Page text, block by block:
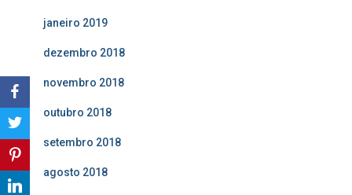
janeiro 2019
dezembro 2018
novembro 2018
outubro 2018
setembro 2018
agosto 2018